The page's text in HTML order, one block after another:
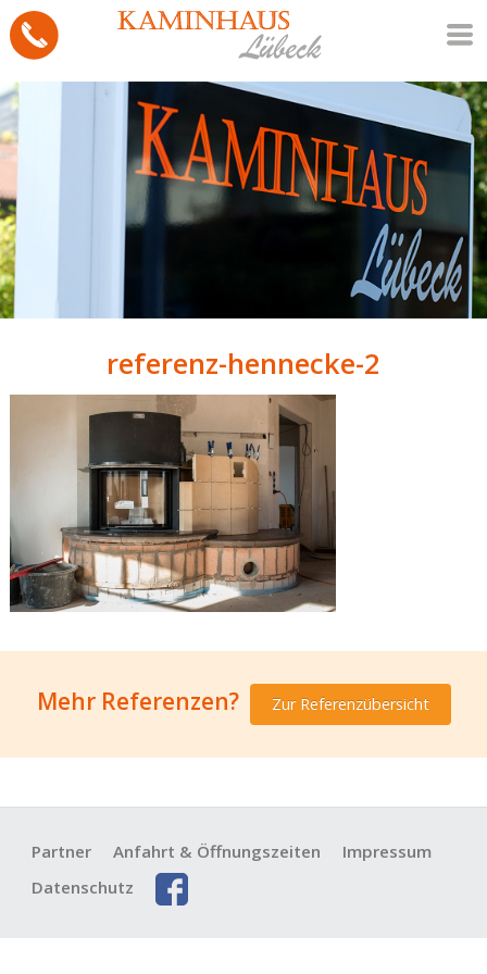
referenz-hennecke-2
Mehr Referenzen? Zur Referenzübersicht
Partner Anfahrt & Öffnungszeiten
Impressum
Datenschutz